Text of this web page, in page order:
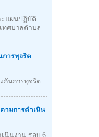
แผนปฏิบัติ
ทศบาลตำบล
การทุจริต
กันการทุจริต
ามการดำเนิน
นินงาน รอบ 6